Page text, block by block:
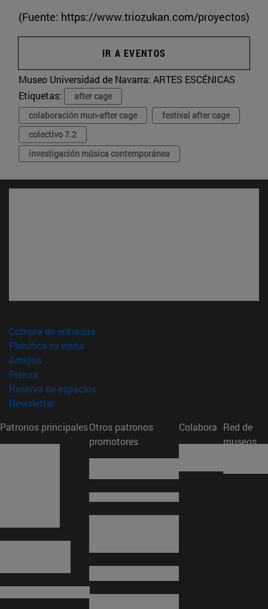
(Fuente: https://www.triozukan.com/proyectos)
IR A EVENTOS
Museo Universidad de Navarra: ARTES ESCÉNICAS
Etiquetas:
after cage
colaboración mun-after cage
festival after cage
colectivo 7.2
investigación música contemporánea
Compra de entradas(abre en nueva ventana)
Planifica tu visita
Amigos(abre en nueva ventana)
Prensa
Reserva de espacios(abre en nueva ventana)
Newsletter(abre en nueva ventana)
Patronos principalesOtros patronos
promotores
Colabora Red de
museos